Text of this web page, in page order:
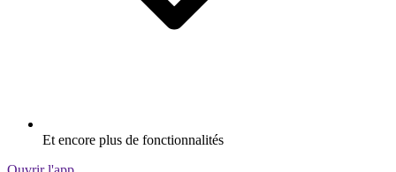
Et encore plus de fonctionnalités